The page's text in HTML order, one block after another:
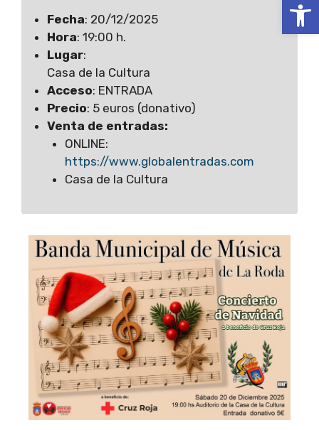
Fecha: 20/12/2025
Hora: 19:00 h.
Lugar:
Casa de la Cultura
Acceso: ENTRADA
Precio: 5 euros (donativo)
Venta de entradas:
ONLINE:
https://www.globalentradas.com
Casa de la Cultura